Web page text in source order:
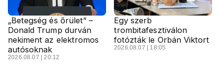
„Betegség és őrület” –
Donald Trump durván
nekiment az elektromos
autósoknak
2026.08.07 | 20:12
Egy szerb
trombitafesztiválon
fotózták le Orbán Viktort
2026.08.07 | 18:05